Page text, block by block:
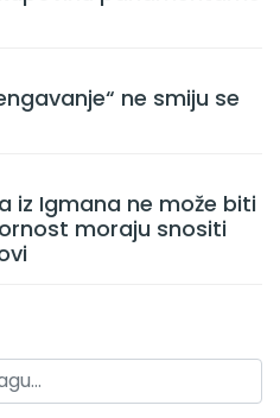
ne smiju se
iz Igmana ne može biti
moraju snositi